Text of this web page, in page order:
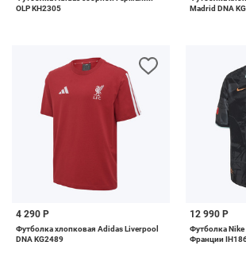
OLP KH2305
Madrid DNA
4 290 Р
Футболка хлопковая Adidas Liverpool
DNA KG2489
12 990 Р
Футболка
Франции